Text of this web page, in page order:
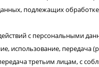
подлежащих
с персональными
использование, передача
третьим лицам, с